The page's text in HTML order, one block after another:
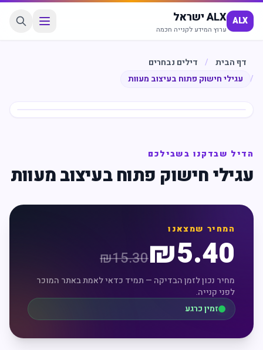
ALX ALX ישראל
ערוץ המידע לקנייה חכמה
דף הבית /
דילים נבחרים
/
עגילי חישוק פתוח בעיצוב מעוות
הדיל שבדקנו בשבילכם
עגילי חישוק פתוח בעיצוב מעוות
המחיר שמצאנו
₪5.40
₪15.30
מחיר נכון לזמן הבדיקה — תמיד כדאי לאמת באתר המוכר
לפני קנייה.
זמין כרגע